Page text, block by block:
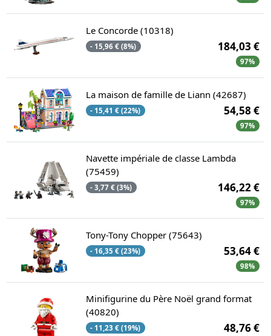
Le Concorde (10318)
- 15,96 € (8%) 184,03 €
97%
La maison de famille de Liann (42687)
- 15,41 € (22%) 54,58 €
97%
Navette impériale de classe Lambda
(75459)
- 3,77 € (3%) 146,22 €
97%
Tony-Tony Chopper (75643)
- 16,35 € (23%) 53,64 €
98%
Minifigurine du Père Noël grand format
(40820)
- 11,23 € (19%) 48,76 €